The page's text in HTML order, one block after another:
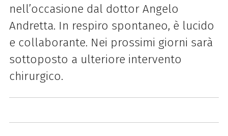
nell’occasione dal dottor Angelo
Andretta. In respiro spontaneo, è lucido
e collaborante. Nei prossimi giorni sarà
sottoposto a ulteriore intervento
chirurgico.